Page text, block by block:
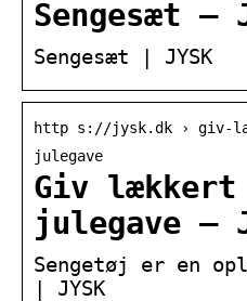
Sengesæt –
Sengesæt | JYSK
http s://jysk.dk › giv-
julegave
Giv
julegave –
Sengetøj er en
| JYSK